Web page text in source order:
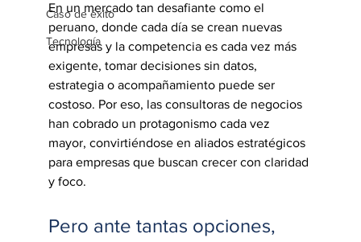
Caso de éxito
Tecnología
En un mercado tan desafiante como el
peruano, donde cada día se crean nuevas
empresas y la competencia es cada vez más
exigente, tomar decisiones sin datos,
estrategia o acompañamiento puede ser
costoso. Por eso, las consultoras de negocios
han cobrado un protagonismo cada vez
mayor, convirtiéndose en aliados estratégicos
para empresas que buscan crecer con claridad
y foco.
Pero ante tantas opciones,